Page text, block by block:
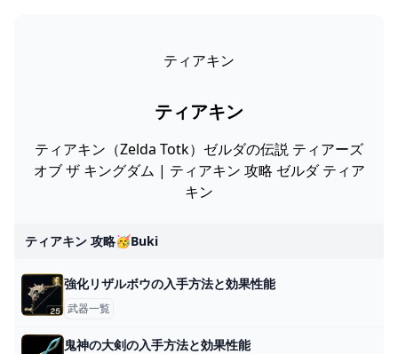
ティアキン
ティアキン
ティアキン（Zelda Totk）ゼルダの伝説 ティアーズ
オブ ザ キングダム | ティアキン 攻略 ゼルダ ティア
キン
ティアキン 攻略🥳buki
強化リザルボウの入手方法と効果性能
武器一覧
鬼神の大剣の入手方法と効果性能